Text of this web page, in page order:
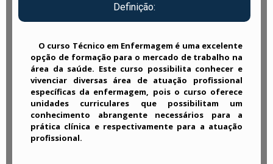
Definição:
O curso Técnico em Enfermagem é uma excelente
opção de formação para o mercado de trabalho na
área da saúde. Este curso possibilita conhecer e
vivenciar diversas área de atuação profissional
específicas da enfermagem, pois o curso oferece
unidades curriculares que possibilitam um
conhecimento abrangente necessários para a
prática clínica e respectivamente para a atuação
profissional.